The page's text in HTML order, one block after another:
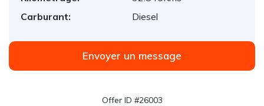
Carburant:
Diesel
Envoyer un message
Offer ID #26003